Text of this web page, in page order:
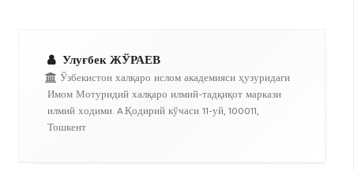
Улуғбек ЖЎРАЕВ
Ўзбекистон халқаро ислом академияси ҳузуридаги
Имом Мотуридий халқаро илмий-тадқиқот маркази
илмий ходими. A.Қодирий кўчаси 11-уй, 100011,
Тошкент